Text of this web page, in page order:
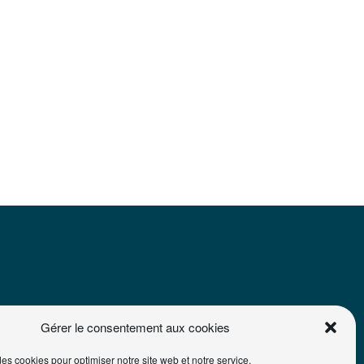
Gérer le consentement aux cookies
cookies pour optimiser notre site web et notre service.